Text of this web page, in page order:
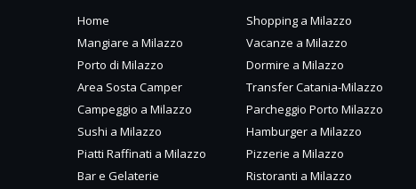
Home
Shopping a Milazzo
Mangiare a Milazzo
Vacanze a Milazzo
Porto di Milazzo
Dormire a Milazzo
Area Sosta Camper
Transfer Catania-Milazzo
Campeggio a Milazzo
Parcheggio Porto Milazzo
Sushi a Milazzo
Hamburger a Milazzo
Piatti Raffinati a Milazzo
Pizzerie a Milazzo
Bar e Gelaterie
Ristoranti a Milazzo